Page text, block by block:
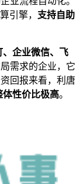
引擎， 支持自助
、企业微信、飞
需求的企业，它
回报来看，利唐
体性价比极高。